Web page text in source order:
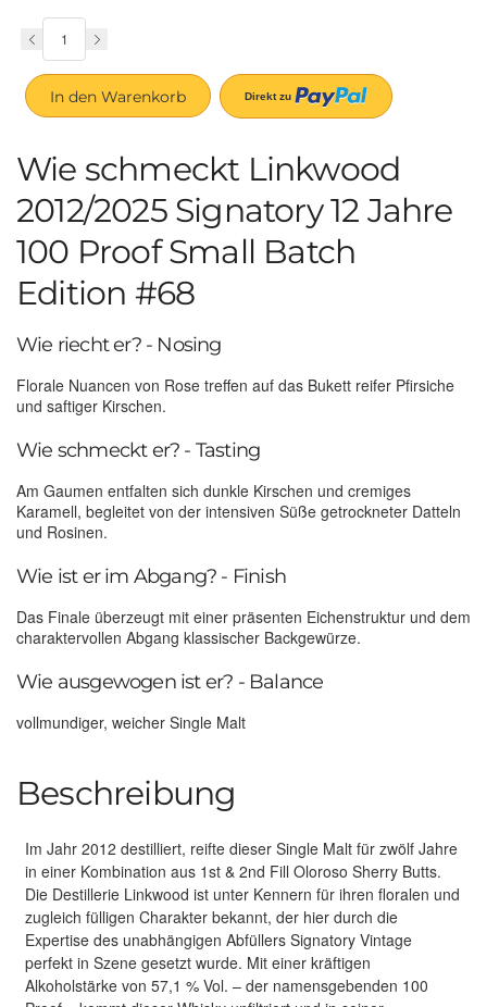
In den Warenkorb
Wie schmeckt Linkwood
2012/2025 Signatory 12 Jahre
100 Proof Small Batch
Edition #68
Wie riecht er? - Nosing
Florale Nuancen von Rose treffen auf das Bukett reifer Pfirsiche
und saftiger Kirschen.
Wie schmeckt er? - Tasting
Am Gaumen entfalten sich dunkle Kirschen und cremiges
Karamell, begleitet von der intensiven Süße getrockneter Datteln
und Rosinen.
Wie ist er im Abgang? - Finish
Das Finale überzeugt mit einer präsenten Eichenstruktur und dem
charaktervollen Abgang klassischer Backgewürze.
Wie ausgewogen ist er? - Balance
vollmundiger, weicher Single Malt
Beschreibung
Im Jahr 2012 destilliert, reifte dieser Single Malt für zwölf Jahre
in einer Kombination aus 1st & 2nd Fill Oloroso Sherry Butts.
Die Destillerie Linkwood ist unter Kennern für ihren floralen und
zugleich fülligen Charakter bekannt, der hier durch die
Expertise des unabhängigen Abfüllers Signatory Vintage
perfekt in Szene gesetzt wurde. Mit einer kräftigen
Alkoholstärke von 57,1 % Vol. – der namensgebenden 100